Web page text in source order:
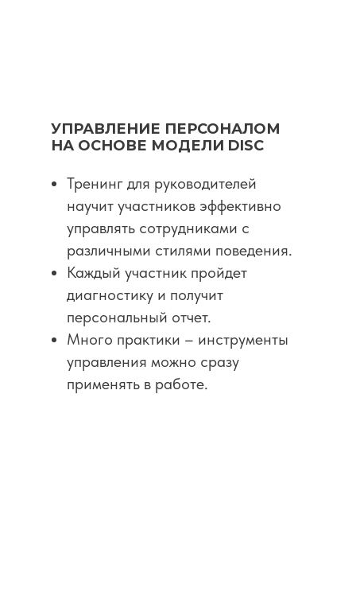
УПРАВЛЕНИЕ ПЕРСОНАЛОМ
НА ОСНОВЕ МОДЕЛИ DISC
Тренинг для руководителей
научит участников эффективно
управлять сотрудниками с
различными стилями поведения.
Каждый участник пройдет
диагностику и получит
персональный отчет.
Много практики – инструменты
управления можно сразу
применять в работе.